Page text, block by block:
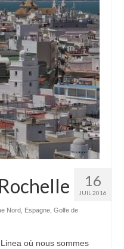
16
JUIL 2016
Nord Espagne Golfe de
où nous sommes